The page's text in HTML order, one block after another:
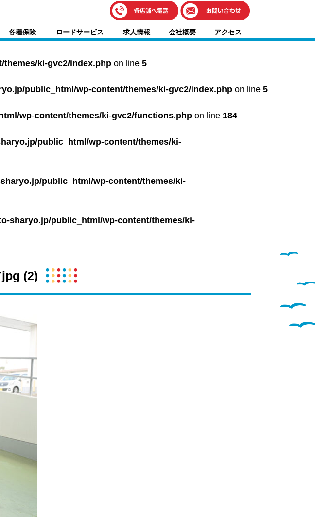
伊藤車輌（本社）
050-5851-0337
050-5851-0338
レスキューセンター
（年中無休24h対応）
各種保険 ロードサービス 求人情報 会社概要 アクセス
ki-gvc2/index.php on line 5
public_html/wp-content/themes/ki-gvc2/index.php on line 5
wp-content/themes/ki-gvc2/functions.php on line 184
public_html/wp-content/themes/ki-
public_html/wp-content/themes/ki-
sharyo.jp/public_html/wp-content/themes/ki-
(2)